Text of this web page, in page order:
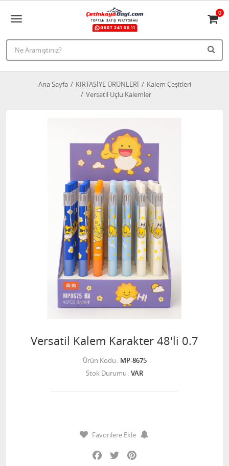
0
Ana Sayfa KIRTASİYE ÜRÜNLERİ
Kalem Çeşitleri
Versatil Uçlu Kalemler
Versatil Kalem Karakter 48'li 0.7
Ürün Kodu MP-8675
Stok Durumu VAR
Favorilere Ekle
Facebook
Twitter